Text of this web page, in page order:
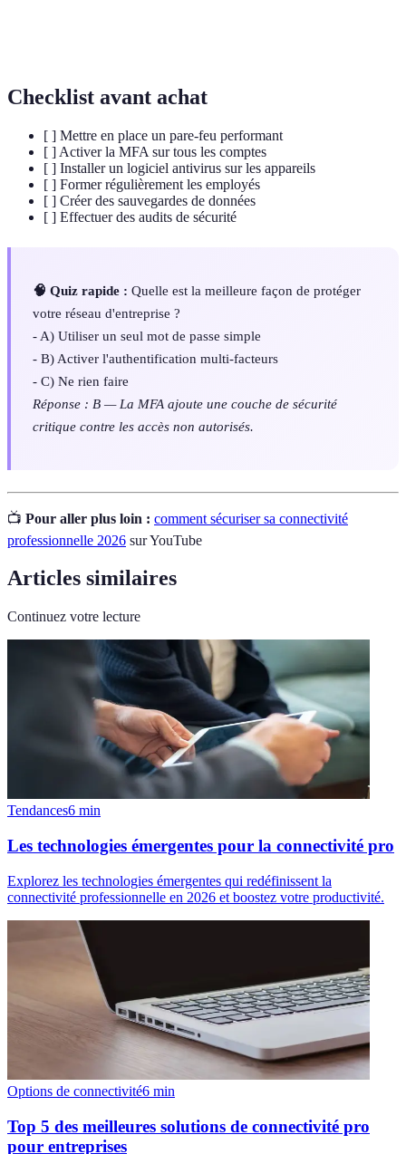
Checklist avant achat
[ ] Mettre en place un pare-feu performant
[ ] Activer la MFA sur tous les comptes
[ ] Installer un logiciel antivirus sur les appareils
[ ] Former régulièrement les employés
[ ] Créer des sauvegardes de données
[ ] Effectuer des audits de sécurité
🧠 Quiz rapide : Quelle est la meilleure façon de protéger
votre réseau d'entreprise ?
- A) Utiliser un seul mot de passe simple
- B) Activer l'authentification multi-facteurs
- C) Ne rien faire
Réponse : B — La MFA ajoute une couche de sécurité
critique contre les accès non autorisés.
📺 Pour aller plus loin : comment sécuriser sa connectivité
professionnelle 2026 sur YouTube
Articles similaires
Continuez votre lecture
Tendances6 min
Les technologies émergentes pour la connectivité pro
Explorez les technologies émergentes qui redéfinissent la
connectivité professionnelle en 2026 et boostez votre productivité.
Options de connectivité6 min
Top 5 des meilleures solutions de connectivité pro
pour entreprises